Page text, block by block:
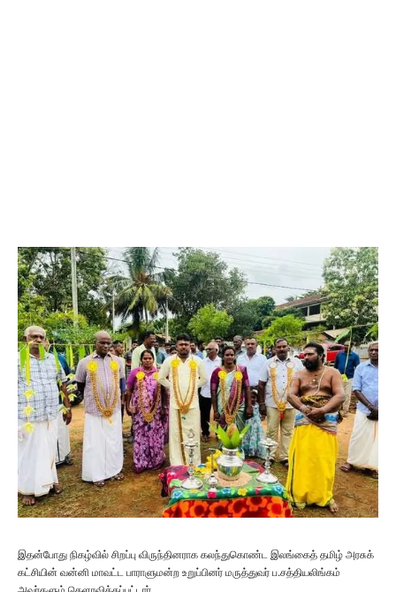
இதன்போது நிகழ்வில் சிறப்பு விருந்தினராக கலந்துகொண்ட இலங்கைத் தமிழ் அரசுக்
கட்சியின் வன்னி மாவட்ட பாராளுமன்ற உறுப்பினர் மருத்துவர் ப.சத்தியலிங்கம்